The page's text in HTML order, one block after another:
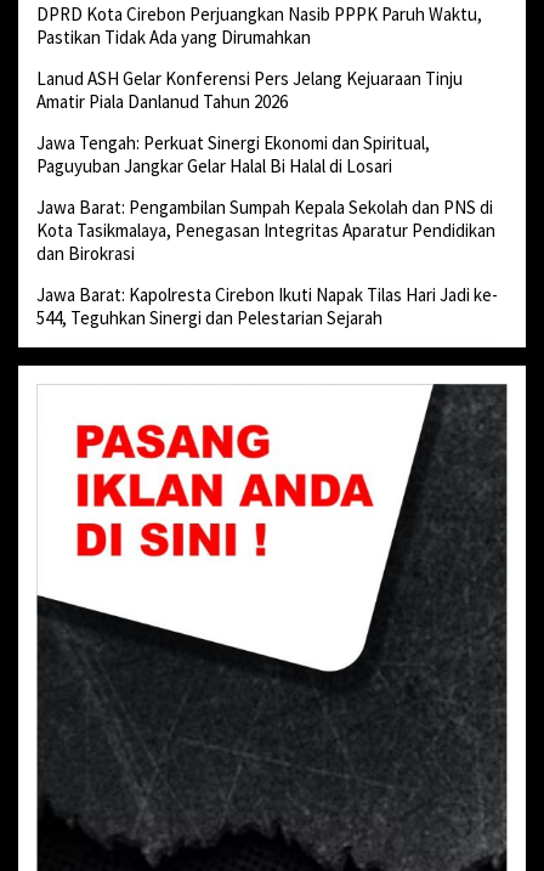
DPRD Kota Cirebon Perjuangkan Nasib PPPK Paruh Waktu,
Pastikan Tidak Ada yang Dirumahkan
Lanud ASH Gelar Konferensi Pers Jelang Kejuaraan Tinju
Amatir Piala Danlanud Tahun 2026
Jawa Tengah: Perkuat Sinergi Ekonomi dan Spiritual,
Paguyuban Jangkar Gelar Halal Bi Halal di Losari
Jawa Barat: Pengambilan Sumpah Kepala Sekolah dan PNS di
Kota Tasikmalaya, Penegasan Integritas Aparatur Pendidikan
dan Birokrasi
Jawa Barat: Kapolresta Cirebon Ikuti Napak Tilas Hari Jadi ke-
544, Teguhkan Sinergi dan Pelestarian Sejarah